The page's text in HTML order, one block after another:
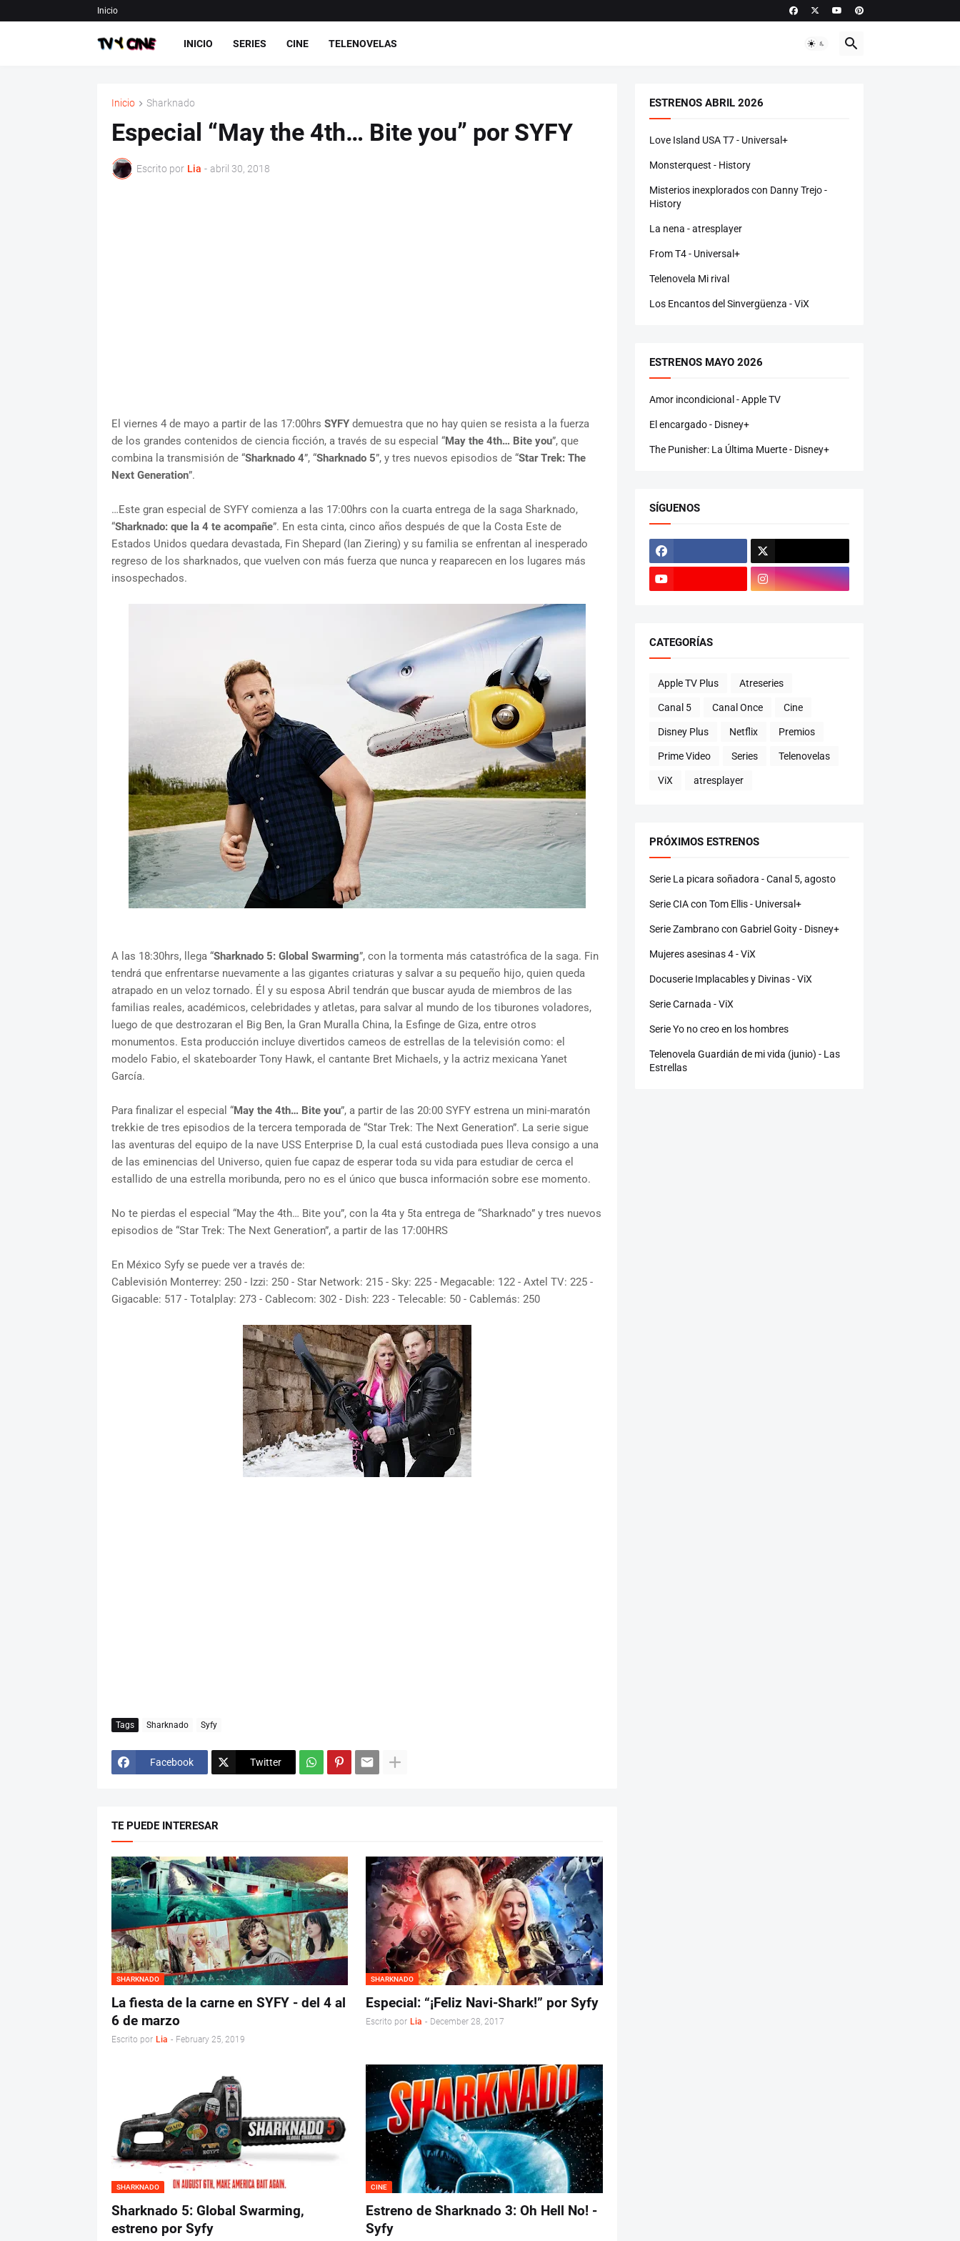
Inicio
INICIO SERIES CINE TELENOVELAS
Inicio Sharknado
Especial “May the 4th… Bite you” por SYFY
Escrito por Lia - abril 30, 2018
El viernes 4 de mayo a partir de las 17:00hrs SYFYdemuestra que no hay quien se resista a la fuerza
de los grandes contenidos de ciencia ficción, a través de su especial “May the 4th… Bite you”, que
combina la transmisión de “Sharknado 4”, “Sharknado 5”, y tres nuevos episodios de “Star Trek: The
Next Generation”.
…Este gran especial de SYFY comienza a las 17:00hrs con la cuarta entrega de la saga Sharknado,
“Sharknado: que la 4 te acompañe”. En esta cinta, cinco años después de que la Costa Este de
Estados Unidos quedara devastada, Fin Shepard (Ian Ziering) y su familia se enfrentan al inesperado
regreso de los sharknados, que vuelven con más fuerza que nunca y reaparecen en los lugares más
insospechados.
A las 18:30hrs, llega “Sharknado 5: Global Swarming”, con la tormenta más catastrófica de la saga. Fin
tendrá que enfrentarse nuevamente a las gigantes criaturas y salvar a su pequeño hijo, quien queda
atrapado en un veloz tornado. Él y su esposa Abril tendrán que buscar ayuda de miembros de las
familias reales, académicos, celebridades y atletas, para salvar al mundo de los tiburones voladores,
luego de que destrozaran el Big Ben, la Gran Muralla China, la Esfinge de Giza, entre otros
monumentos. Esta producción incluye divertidos cameos de estrellas de la televisión como: el
modelo Fabio, el skateboarder Tony Hawk, el cantante Bret Michaels, y la actriz mexicana Yanet
García.
Para finalizar el especial “May the 4th… Bite you”, a partir de las 20:00 SYFY estrena un mini-maratón
trekkie de tres episodios de la tercera temporada de “Star Trek: The Next Generation”. La serie sigue
las aventuras del equipo de la nave USS Enterprise D, la cual está custodiada pues lleva consigo a una
de las eminencias del Universo, quien fue capaz de esperar toda su vida para estudiar de cerca el
estallido de una estrella moribunda, pero no es el único que busca información sobre ese momento.
No te pierdas el especial “May the 4th… Bite you”, con la 4ta y 5ta entrega de “Sharknado” y tres nuevos
episodios de “Star Trek: The Next Generation”, a partir de las 17:00HRS
En México Syfy se puede ver a través de:
Cablevisión Monterrey: 250 - Izzi: 250 - Star Network: 215 - Sky: 225 - Megacable: 122 - Axtel TV: 225 -
Gigacable: 517 - Totalplay: 273 - Cablecom: 302 - Dish: 223 - Telecable: 50 - Cablemás: 250
Tags Sharknado Syfy
Facebook Twitter
TE PUEDE INTERESAR
SHARKNADO
La fiesta de la carne en SYFY - del 4 al
6 de marzo
Escrito por Lia - February 25, 2019
SHARKNADO
Especial: “¡Feliz Navi-Shark!” por Syfy
Escrito por Lia - December 28, 2017
SHARKNADO
Sharknado 5: Global Swarming,
estreno por Syfy
CINE
Estreno de Sharknado 3: Oh Hell No! -
Syfy
ESTRENOS ABRIL 2026
Love Island USA T7 - Universal+
Monsterquest - History
Misterios inexplorados con Danny Trejo -
History
La nena - atresplayer
From T4 - Universal+
Telenovela Mi rival
Los Encantos del Sinvergüenza - ViX
ESTRENOS MAYO 2026
Amor incondicional - Apple TV
El encargado - Disney+
The Punisher: La Última Muerte - Disney+
SÍGUENOS
CATEGORÍAS
Apple TV Plus Atreseries
Canal 5 Canal Once Cine
Disney Plus Netflix Premios
Prime Video Series Telenovelas
ViX atresplayer
PRÓXIMOS ESTRENOS
Serie La picara soñadora - Canal 5, agosto
Serie CIA con Tom Ellis - Universal+
Serie Zambrano con Gabriel Goity - Disney+
Mujeres asesinas 4 - ViX
Docuserie Implacables y Divinas - ViX
Serie Carnada - ViX
Serie Yo no creo en los hombres
Telenovela Guardián de mi vida (junio) - Las
Estrellas